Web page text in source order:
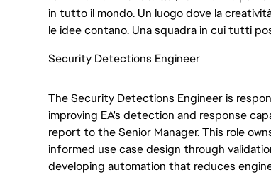
in tutto il mondo. Un luogo dove la
le idee contano. Una squadra in cui tutti
Security Detections Engineer
The Security Detections Engineer is
improving EA's detection and response
report to the Senior Manager. This role
informed use case design through
developing automation that reduces